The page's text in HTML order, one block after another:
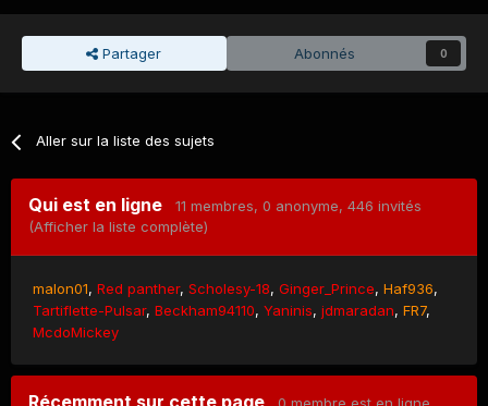
Partager Abonnés 0
Aller sur la liste des sujets
Qui est en ligne 11 membres, 0 anonyme, 446 invités
(Afficher la liste complète)
malon01 Red panther Scholesy-18 Ginger_Prince Haf936
Tartiflette-Pulsar Beckham94110 Yaninis jdmaradan FR7
McdoMickey
Récemment sur cette page